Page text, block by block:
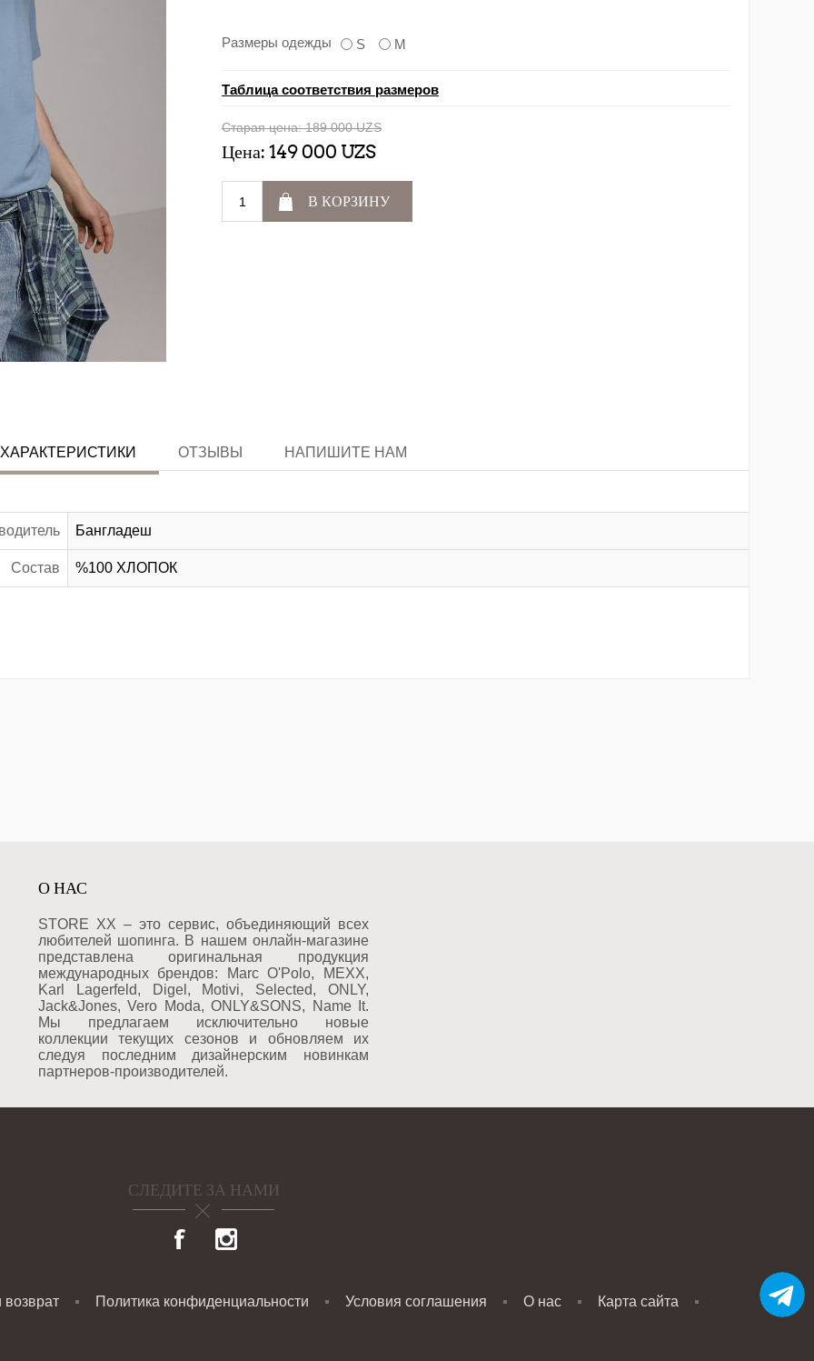
Размеры одежды S M
Таблица соответствия размеров
Старая цена: 189 000 UZS
Цена: 149 000 UZS
В КОРЗИНУ
ХАРАКТЕРИСТИКИ ОТЗЫВЫ НАПИШИТЕ НАМ
Бангладеш
Состав %100 ХЛОПОК
О НАС
STORE XX – это сервис, объединяющий всех
любителей шопинга. В нашем онлайн-магазине
представлена оригинальная продукция
международных брендов: Marc O'Polo, MEXX,
Karl Lagerfeld, Digel, Motivi, Selected, ONLY,
Jack&Jones, Vero Moda, ONLY&SONS, Name It.
Мы предлагаем исключительно новые
коллекции текущих сезонов и обновляем их
следуя последним дизайнерским новинкам
партнеров-производителей.
СЛЕДИТЕ ЗА НАМИ
возврат Политика конфиденциальности Условия соглашения О нас Карта сайта